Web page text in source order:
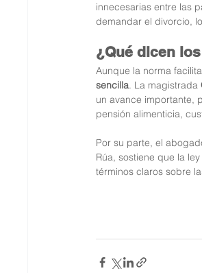
innecesarias entre las
demandar el divorcio,
¿Qué dicen
Aunque la norma
sencilla. La magistrada
un avance importante,
pensión alimenticia,
Por su parte, el
Rúa, sostiene que la
términos claros sobre